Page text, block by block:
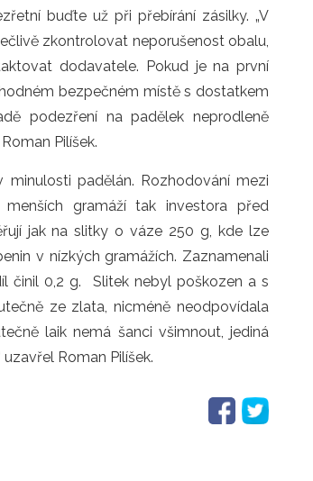
buďte už při přebírání zásilky. „V
zkontrolovat neporušenost obalu,
dodavatele. Pokud je na první
bezpečném místě s dostatkem
podezření na padělek neprodleně
Pilíšek.
padělán. Rozhodování mezi
gramáží tak investora před
jak na slitky o váze 250 g, kde lze
v nízkých gramážích. Zaznamenali
činil 0,2 g. Slitek nebyl poškozen a s
ze zlata, nicméně neodpovídala
laik nemá šanci všimnout, jediná
Roman Pilíšek.